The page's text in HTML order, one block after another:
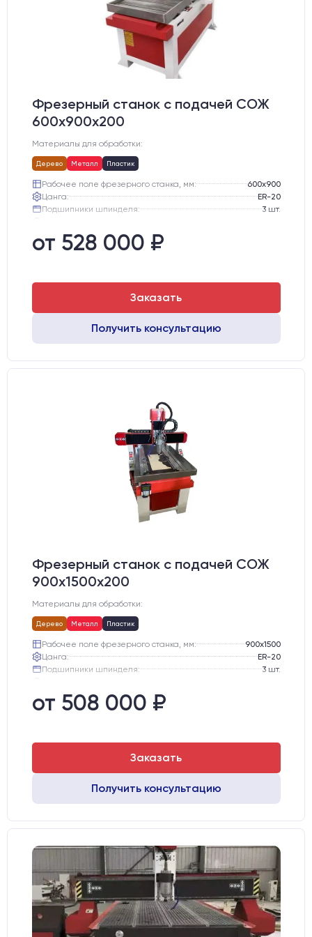
Фрезерный станок с подачей СОЖ
600х900х200
Материалы для обработки:
Дерево Металл Пластик
Рабочее поле фрезерного станка, мм:
600х900
Цанга:
ER-20
Подшипники шпинделя:
3 шт.
Тип стола:
от 528 000 ₽
Заказать
Получить консультацию
Фрезерный станок с подачей СОЖ
900х1500х200
Материалы для обработки:
Дерево Металл Пластик
Рабочее поле фрезерного станка, мм:
900х1500
Цанга:
ER-20
Подшипники шпинделя:
3 шт.
Двигатели:
от 508 000 ₽
Заказать
Получить консультацию